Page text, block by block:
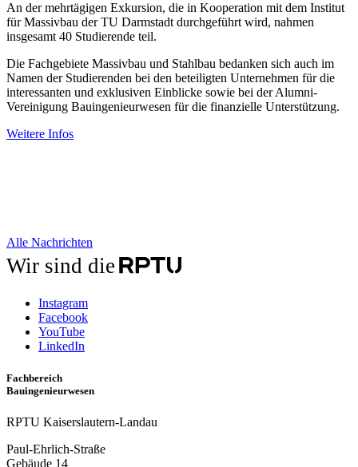
An der mehrtägigen Exkursion, die in Kooperation mit dem Institut
für Massivbau der TU Darmstadt durchgeführt wird, nahmen
insgesamt 40 Studierende teil.
Die Fachgebiete Massivbau und Stahlbau bedanken sich auch im
Namen der Studierenden bei den beteiligten Unternehmen für die
interessanten und exklusiven Einblicke sowie bei der Alumni-
Vereinigung Bauingenieurwesen für die finanzielle Unterstützung.
Weitere Infos
Alle Nachrichten
Wir sind die
Instagram
Facebook
YouTube
LinkedIn
Fachbereich
Bauingenieurwesen
RPTU Kaiserslautern-Landau
Paul-Ehrlich-Straße
Gebäude 14